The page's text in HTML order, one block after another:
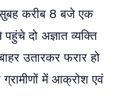
सुबह करीब 8 बजे एक
दो अज्ञात व्यक्ति
उतारकर फरार हो
में आक्रोश एवं